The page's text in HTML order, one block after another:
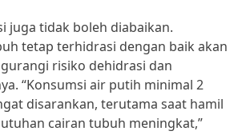
juga tidak boleh diabaikan.
tetap terhidrasi dengan baik akan
risiko dehidrasi dan
“Konsumsi air putih minimal 2
disarankan, terutama saat hamil
cairan tubuh meningkat,”